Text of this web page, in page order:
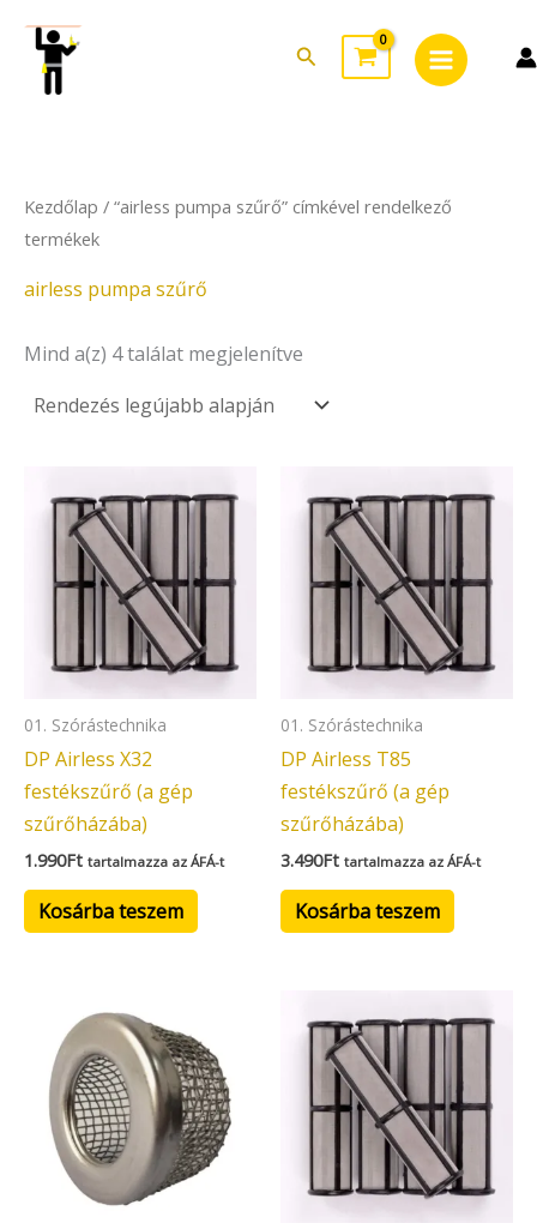
content
Search
Menu
Kezdőlap / “airless pumpa szűrő” címkével rendelkező
termékek
airless pumpa szűrő
Mind a(z) 4 találat megjelenítve
latest
01. Szórástechnika
DP Airless X32
festékszűrő (a gép
szűrőházába)
1.990Ft tartalmazza az ÁFÁ-t
Kosárba teszem
01. Szórástechnika
DP Airless T85
festékszűrő (a gép
szűrőházába)
3.490Ft tartalmazza az ÁFÁ-t
Kosárba teszem